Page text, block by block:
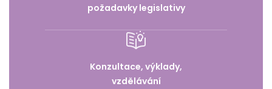
požadavky legislativy
Konzultace, výklady,
vzdělávání